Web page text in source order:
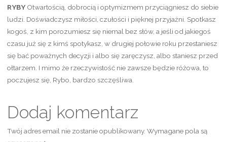
RYBYOtwartością, dobrocią i optymizmem przyciągniesz do siebie
ludzi. Doświadczysz miłości, czułości i pięknej przyjaźni. Spotkasz
kogoś, z kim porozumiesz się niemal bez słów, a jeśli od jakiegoś
czasu już się z kimś spotykasz, w drugiej połowie roku przestaniesz
się bać poważnych decyzji i albo się zaręczysz, albo staniesz przed
ołtarzem. I mimo że rzeczywistość nie zawsze będzie różowa, to
poczujesz się, Rybo, bardzo szczęśliwa.
Dodaj komentarz
Twój adres email nie zostanie opublikowany. Wymagane pola są